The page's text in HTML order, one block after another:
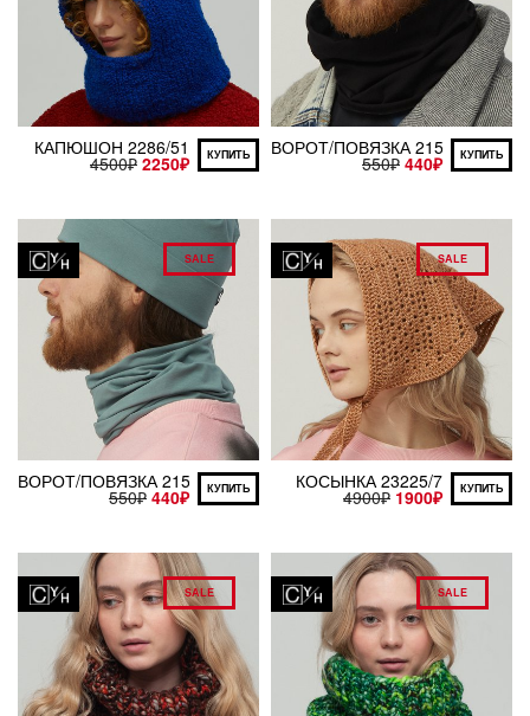
КАПЮШОН 2286/51
4500₽ 2250₽ КУПИТЬ ВОРОТ/ПОВЯЗКА 21500/1
550₽ 440₽ КУПИТЬ
SALE
ВОРОТ/ПОВЯЗКА 21500/61
550₽ 440₽ КУПИТЬ
SALE
КОСЫНКА 23225/7
4900₽ 1900₽ КУПИТЬ
SALE SALE